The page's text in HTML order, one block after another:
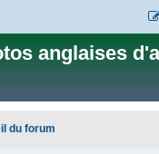
anglaises
du forum